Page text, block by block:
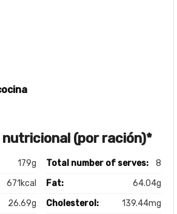
(por ración)*
179g Total number of serves:
8
671kcal Fat:
64.04g
26.69g Cholesterol: 139.44mg